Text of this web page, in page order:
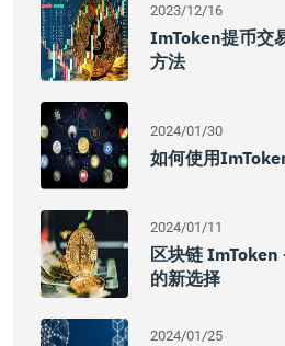
2023/12/16
ImToken提币交
方法
2024/01/30
如何使用
2024/01/11
区块链 ImToken
的新选择
2024/01/25